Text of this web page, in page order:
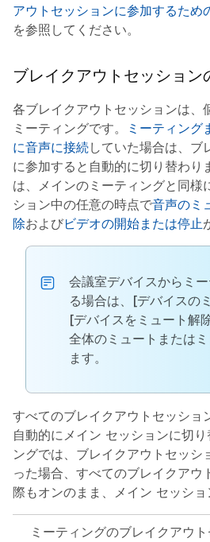
アウトセッションに参加するため
を参照してください。
ブレイクアウトセッション
各ブレイクアウトセッションは、
ミーティングです。
ミーティング
に音声に接続していた場合は、ブ
に参加すると自動的に切り替わり
は、メインのミーティングと同様
ション中の任意の時点で音声のミ
除およびビデオの開始または停止
会議室デバイスからミ
る場合は、 [デバイスの
[デバイスをミュート解
全体のミュートまたは
ます。
すべてのブレイクアウトセッショ
自動的にメイン セッションに切
ングでは、ブレイクアウトセッシ
った場合、すべてのブレイクアウ
際もオンのまま、メイン セッショ
ミーティングのブレイクアウ